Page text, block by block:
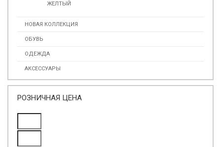
ЖЕЛТЫЙ
НОВАЯ КОЛЛЕКЦИЯ
ОБУВЬ
ОДЕЖДА
АКСЕССУАРЫ
РОЗНИЧНАЯ ЦЕНА